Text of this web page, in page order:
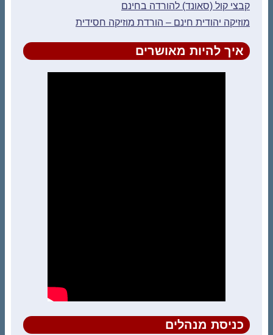
קבצי קול (סאונד) להורדה בחינם
מוזיקה יהודית חינם – הורדת מוזיקה חסידית
איך להיות מאושרים
כניסת מנהלים